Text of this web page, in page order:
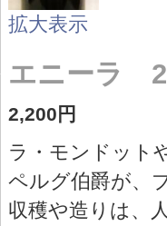
拡大表示
エニーラ
2,200円
ラ・モンドット
ペルグ伯爵が、
収穫や造りは、